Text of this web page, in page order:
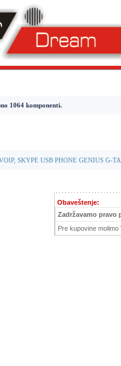
1064 komponenti.
SKYPE USB PHONE GENIUS G-
Obaveštenje:
Zadržavamo pravo
Pre kupovine